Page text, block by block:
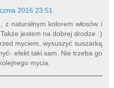
2016 23:51
z naturalnym kolorem włosów i
jestem na dobrej drodze :)
myciem, wysuszyć suszarką
efekt taki sam. Nie trzeba go
mycia.